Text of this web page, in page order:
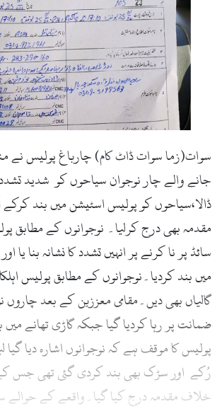
سوات(زما سوات ڈاٹ کام) چارباغ پولیس نے
جانے والے چار نوجوان سیاحوں کو شدید تشدد
ڈالا،سیاحوں کو پولیس اسٹیشن میں بند
مقدمہ بھی درج کرلیا۔ نوجوانوں کے مطابق
سائڈ پر نا کرنے پر انہیں تشدد کا نشانہ بنا یا
میں بند کردیا۔نوجوانوں کے مطابق پولیس
گالیاں بھی دیں۔مقامی معززین کے بعد چاروں
ضمانت پر رہا کردیا گیا جبکہ گاڑی تھانے
پولیس کا موقف ہے کہ نوجوانوں اشارہ دیا
رُکے اور سڑک بھی بند کردی گئی تھی جس
خلاف مقدمہ درج کیا گیا۔واقعے کے حوالے